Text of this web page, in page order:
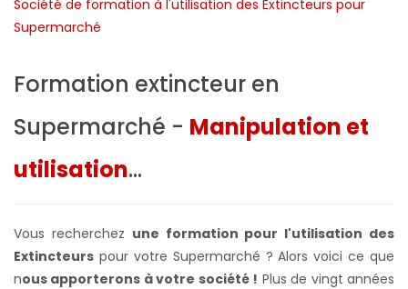
Formation extincteur en
Supermarché - Manipulation et
utilisation...
Vous recherchez une formation pour l'utilisation des
Extincteurs pour votre Supermarché ? Alors voici ce que
nous apporterons à votre société ! Plus de vingt années